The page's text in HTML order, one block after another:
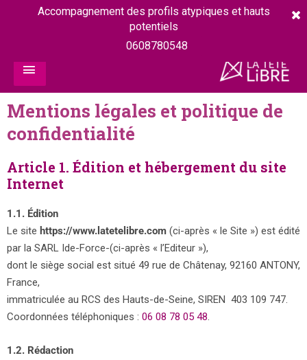
Mentions légales et politique de
confidentialité
Article 1. Édition et hébergement du site
Internet
1.1. Édition
Le site https://www.latetelibre.com (ci-après « le Site ») est édité
par la SARL Ide-Force-(ci-après « l’Editeur »),
dont le siège social est situé 49 rue de Châtenay, 92160 ANTONY,
France,
immatriculée au RCS des Hauts-de-Seine, SIREN 403 109 747.
Coordonnées téléphoniques : 06 08 78 05 48.
1.2. Rédaction
Accompagnement des profils atypiques et hauts
potentiels
0608780548